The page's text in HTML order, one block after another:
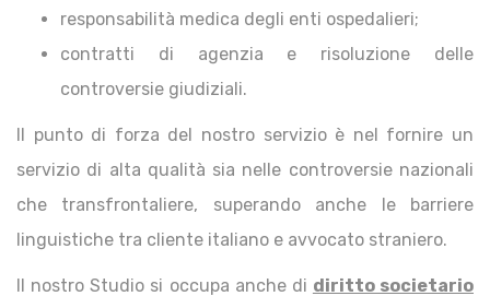
responsabilità medica degli enti ospedalieri;
contratti di agenzia e risoluzione delle
controversie giudiziali.
Il punto di forza del nostro servizio è nel fornire un
servizio di alta qualità sia nelle controversie nazionali
che transfrontaliere, superando anche le barriere
linguistiche tra cliente italiano e avvocato straniero.
Il nostro Studio si occupa anche di diritto societario